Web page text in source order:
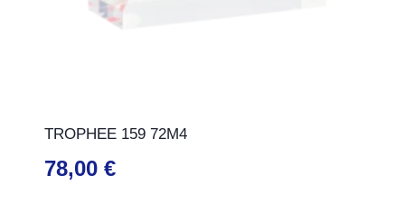
TROPHEE 159 72M4
78,00 €